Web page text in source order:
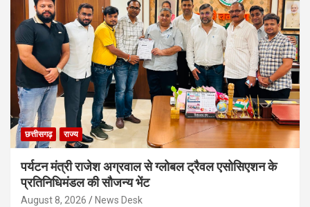
छत्तीसगढ़ राज्य
पर्यटन मंत्री राजेश अग्रवाल से ग्लोबल ट्रैवल एसोसिएशन के
प्रतिनिधिमंडल की सौजन्य भेंट
August 8, 2026 News Desk